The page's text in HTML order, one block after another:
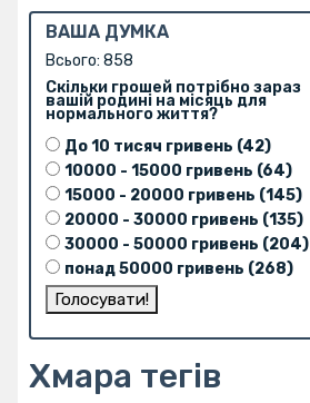
ВАША ДУМКА
Всього: 858
Скільки грошей потрібно зараз
вашій родині на місяць для
нормального життя?
До 10 тисяч гривень (42)
10000 - 15000 гривень (64)
15000 - 20000 гривень (145)
20000 - 30000 гривень (135)
30000 - 50000 гривень (204)
понад 50000 гривень (268)
Хмара тегів